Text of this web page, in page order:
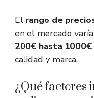
El rango de
en el mercado
200€ hasta 1000€
calidad y marca.
¿Qué factores